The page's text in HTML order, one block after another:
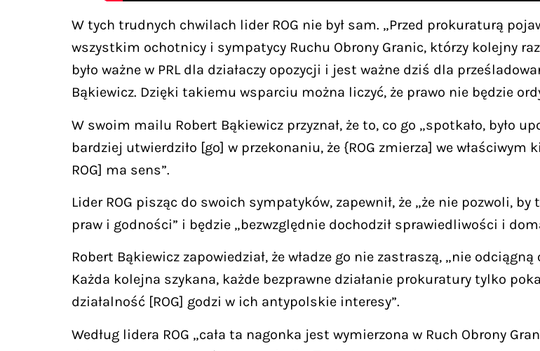
W tych trudnych chwilach lider ROG nie był sam. „Przed prokuraturą
wszystkim ochotnicy i sympatycy Ruchu Obrony Granic, którzy kolejny
było ważne w PRL dla działaczy opozycji i jest ważne dziś dla
Bąkiewicz. Dzięki takiemu wsparciu można liczyć, że prawo nie będzie
W swoim mailu Robert Bąkiewicz przyznał, że to, co go „spotkało, było
bardziej utwierdziło [go] w przekonaniu, że {ROG zmierza] we
ROG] ma sens”.
Lider ROG pisząc do swoich sympatyków, zapewnił, że „że nie pozwoli,
praw i godności” i będzie „bezwzględnie dochodził sprawiedliwości i
Robert Bąkiewicz zapowiedział, że władze go nie zastraszą, „nie
Każda kolejna szykana, każde bezprawne działanie prokuratury tylko
działalność [ROG] godzi w ich antypolskie interesy”.
Według lidera ROG „cała ta nagonka jest wymierzona w Ruch Obrony